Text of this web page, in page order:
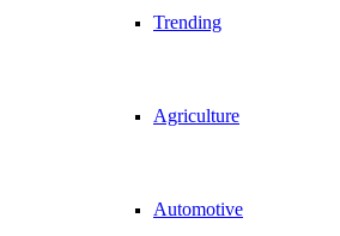
Trending
Agriculture
Automotive